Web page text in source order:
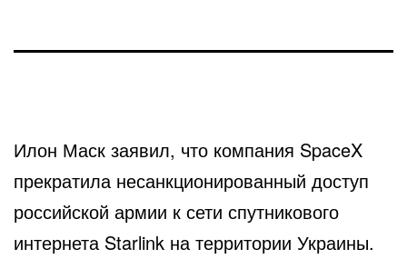
Илон Маск заявил, что компания SpaceX
прекратила несанкционированный доступ
российской армии к сети спутникового
интернета Starlink на территории Украины.